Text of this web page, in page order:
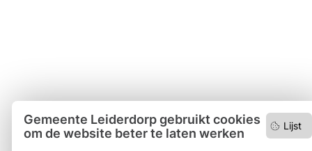
Lijst
Gemeente Leiderdorp gebruikt cookies
om de website beter te laten werken